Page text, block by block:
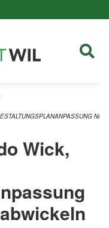
Wick,